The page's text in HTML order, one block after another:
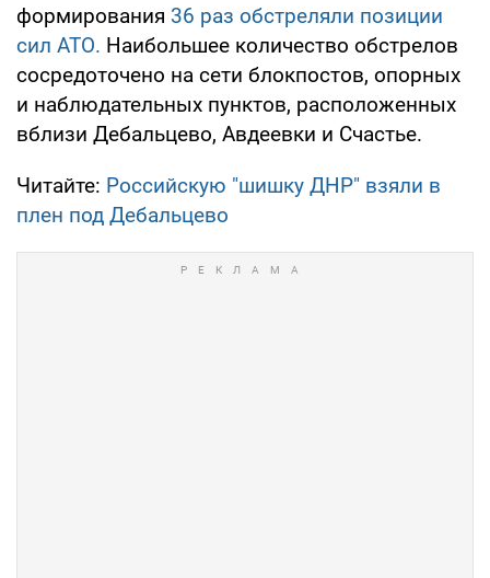
формирования 36 раз обстреляли позиции
сил АТО. Наибольшее количество обстрелов
сосредоточено на сети блокпостов, опорных
и наблюдательных пунктов, расположенных
вблизи Дебальцево, Авдеевки и Счастье.
Читайте: Российскую "шишку ДНР" взяли в
плен под Дебальцево